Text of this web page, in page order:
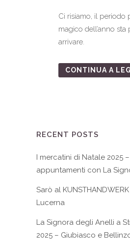
Ci risiamo, il periodo
magico dell’anno sta
arrivare.
CONTINUA A
RECENT POSTS
I mercatini di Natale 2025
appuntamenti con La
Sarò al
Lucerna
La Signora degli Anelli a
2025 – Giubiasco e